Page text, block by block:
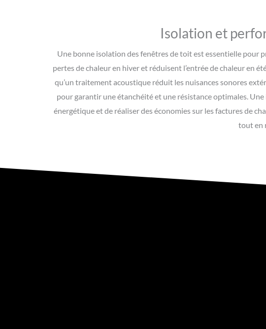
Isolation et
Une bonne isolation des fenêtres de toit est essentielle pour
pertes de chaleur en hiver et réduisent l’entrée de chaleur en
qu’un traitement acoustique réduit les nuisances sonores
pour garantir une étanchéité et une résistance optimales.
énergétique et de réaliser des économies sur les factures de
tout en